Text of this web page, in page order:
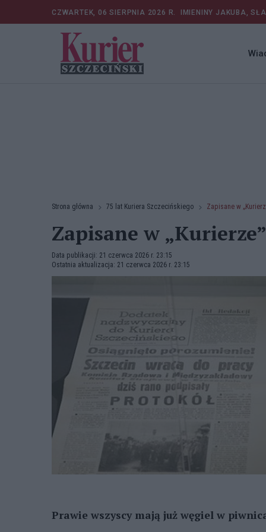
CZWARTEK, 06 SIERPNIA 2026 R. IMIENINY JAKUBA,
Strona główna 75 lat Kuriera Szczecińskiego Zapisane w
Zapisane w
Data publikacji: 21 czerwca 2026 r. 23:15
Ostatnia aktualizacja: 21 czerwca 2026 r. 23:15
Prawie wszyscy mają już węgiel w